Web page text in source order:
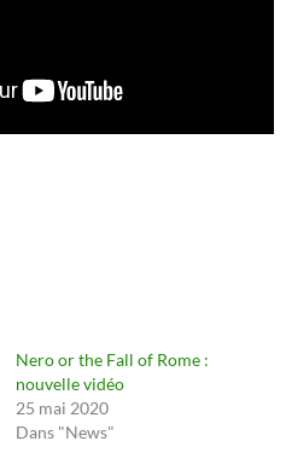
Nero or the Fall of Rome :
nouvelle vidéo
25 mai 2020
Dans "News"